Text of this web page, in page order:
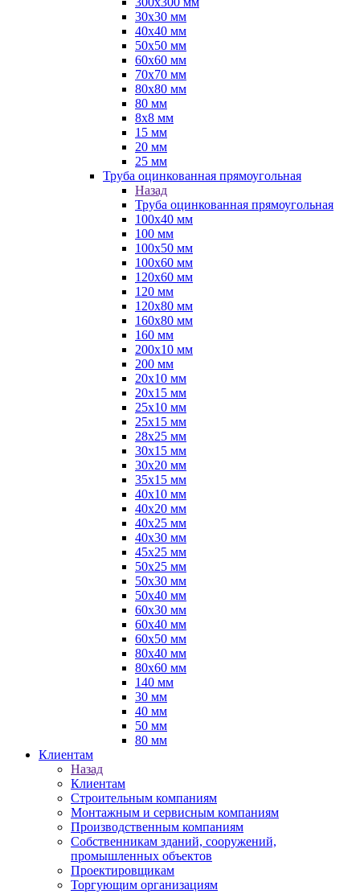
30х30 мм
40х40 мм
50х50 мм
60х60 мм
70х70 мм
80х80 мм
80 мм
8х8 мм
15 мм
20 мм
25 мм
Труба оцинкованная прямоугольная
Назад
Труба оцинкованная прямоугольная
100х40 мм
100 мм
100х50 мм
100х60 мм
120х60 мм
120 мм
120х80 мм
160х80 мм
160 мм
200х10 мм
200 мм
20х10 мм
20х15 мм
25х10 мм
25х15 мм
28х25 мм
30х15 мм
30х20 мм
35х15 мм
40х10 мм
40х20 мм
40х25 мм
40х30 мм
45х25 мм
50х25 мм
50х30 мм
50х40 мм
60х30 мм
60х40 мм
60х50 мм
80х40 мм
80х60 мм
140 мм
30 мм
40 мм
50 мм
80 мм
Клиентам
Назад
Клиентам
Строительным компаниям
Монтажным и сервисным компаниям
Производственным компаниям
Собственникам зданий, сооружений,
промышленных объектов
Проектировщикам
Торгующим организациям